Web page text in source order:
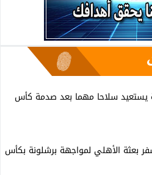
يستعيد سلاحا مهما بعد صدمة كأس
بعثة الأهلي لمواجهة برشلونة بكأس